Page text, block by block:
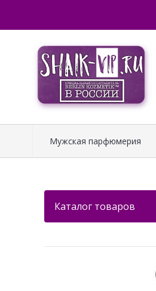
Мужская парфюмерия
Каталог товаров